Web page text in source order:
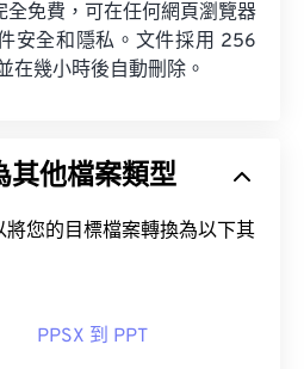
全免費，可在任何網頁瀏覽器
安全和隱私。文件採用 256
在幾小時後自動刪除。
其他檔案類型
將您的目標檔案轉換為以下其
PPSX 到 PPT